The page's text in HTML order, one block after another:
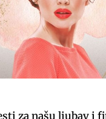
za našu ljubav i